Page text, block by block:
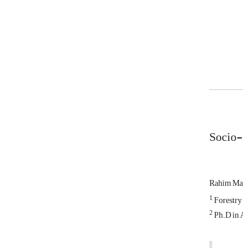
Rahim
1
2Ph.D in